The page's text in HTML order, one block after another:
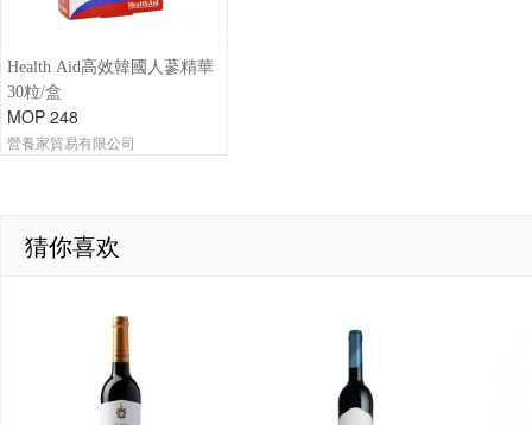
Health Aid高效韓國人蔘精華
30粒/盒
MOP 248
營養家貿易有限公司
猜你喜欢